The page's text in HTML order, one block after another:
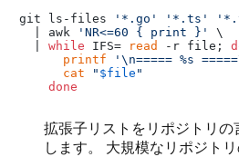
git ls-files
'*.go' '*.ts'
  | awk
'NR<=60 { print }'
\
while IFS= read -r file;
printf
'\n===== %s
cat
" $file "
done
拡張子リストをリポジトリの
します。 大規模なリポジト